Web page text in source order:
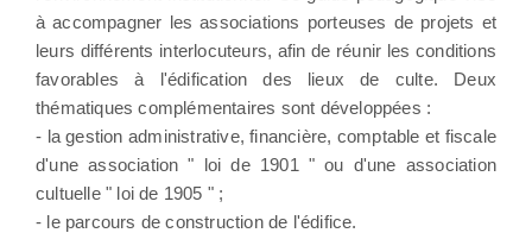
à accompagner les associations porteuses de projets et
leurs différents interlocuteurs, afin de réunir les conditions
favorables à l'édification des lieux de culte. Deux
thématiques complémentaires sont développées :
- la gestion administrative, financière, comptable et fiscale
d'une association " loi de 1901 " ou d'une association
cultuelle " loi de 1905 " ;
- le parcours de construction de l'édifice.